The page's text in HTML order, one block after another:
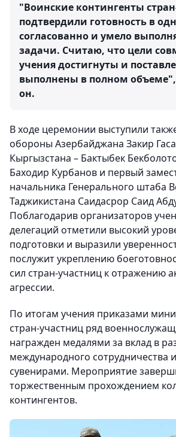
"Воинские контингенты
подтвердили готовность в
согласованно и умело
задачи. Считаю, что цели
учения достигнуты и
выполнены в полном
он.
В ходе церемонии выступили
обороны Азербайджана Закир
Кыргызстана – Бактыбек
Баходир Курбанов и первый
начальника Генерального штаба
Таджикистана Саидасрор Саид
Поблагодарив организаторов
делегаций отметили высокий
подготовки и выразили
послужит укреплению
сил стран-участниц к отражению
агрессии.
По итогам учения приказами
стран-участниц ряд
награжден медалями за вклад в
международного сотрудничества
сувенирами. Мероприятие
торжественным прохождением
контингентов.